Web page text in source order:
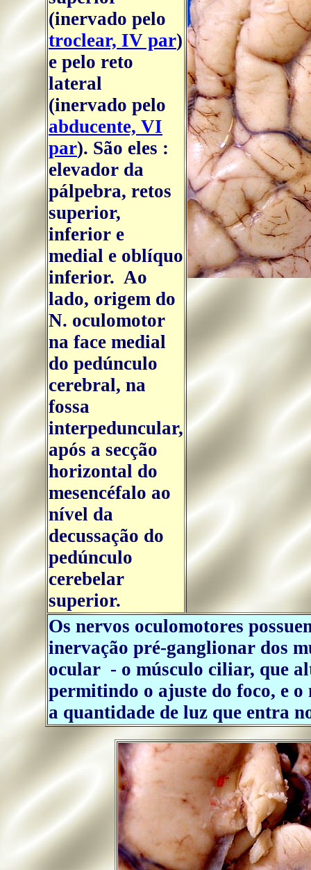
(inervado pelo
troclear, IV par)
e pelo reto
lateral
(inervado pelo
abducente, VI
par). São eles :
elevador da
pálpebra, retos
superior,
inferior e
medial e oblíquo
inferior. Ao
lado, origem do
N. oculomotor
na face medial
do pedúnculo
cerebral, na
fossa
interpeduncular,
após a secção
horizontal do
mesencéfalo ao
nível da
decussação do
pedúnculo
cerebelar
superior.
Os nervos oculomotores
inervação pré-ganglionar dos
ocular - o músculo ciliar, que
permitindo o ajuste do foco, e
a quantidade de luz que entra
..